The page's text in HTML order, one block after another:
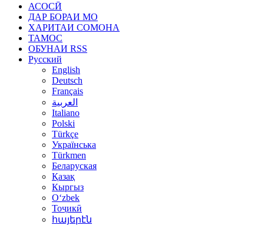
АСОСӢ
ДАР БОРАИ МО
ХАРИТАИ СОМОНА
ТАМОС
ОБУНАИ RSS
Русский
English
Deutsch
Français
العربية
Italiano
Polski
Türkçe
Українська
Türkmen
Беларуская
Қазақ
Кыргыз
Oʻzbek
Тоҷикӣ
հայերէն